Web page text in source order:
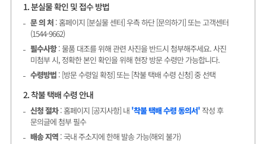
1. 분실물 확인 및 접수 방법
문 의 처: 홈페이지 [분실물 센터] 우측 하단 [문의하기] 또는 고객센터
(1544-9662)
필수사항: 물품 대조를 위해 관련 사진을 반드시 첨부해주세요. 사진
미첨부 시, 정확한 본인 확인을 위해 현장 방문 수령만 가능합니다.
수령방법: [방문 수령일 확정] 또는 [착불 택배 수령 신청] 중 선택
2. 착불 택배 수령 안내
신청 절차: 홈페이지 [공지사항] 내 '착불 택배 수령 동의서'작성 후
문의글에 첨부 필수
배송 지역: 국내 주소지에 한해 발송 가능(해외 불가)